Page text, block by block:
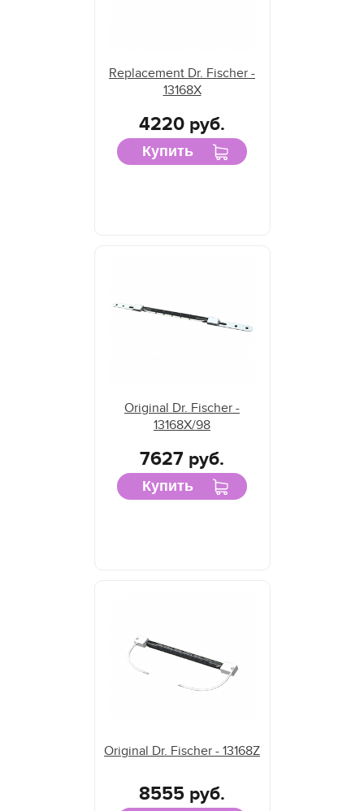
Replacement Dr. Fischer -
13168X
4220 руб.
Купить
Original Dr. Fischer -
13168X/98
7627 руб.
Купить
Original Dr. Fischer - 13168Z
8555 руб.